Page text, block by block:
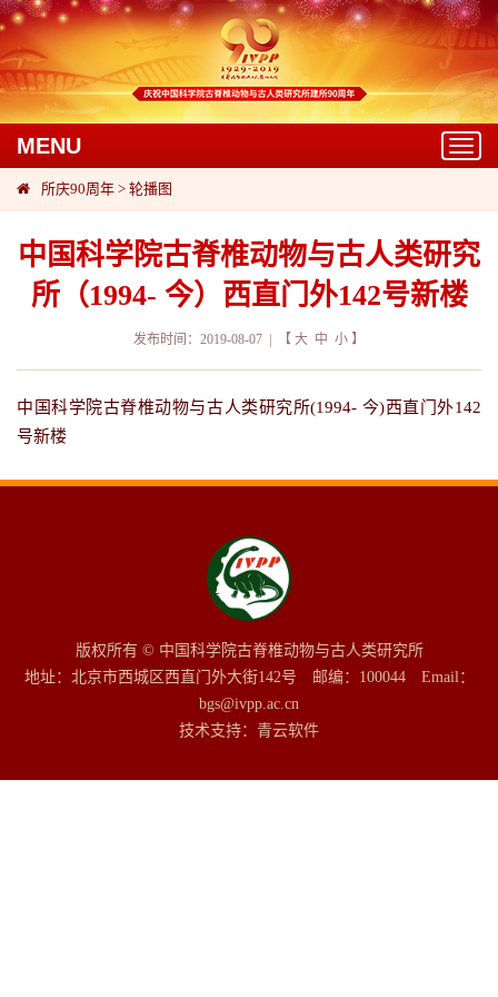
MENU
所庆90周年 > 轮播图
中国科学院古脊椎动物与古人类研究
所（1994- 今）西直门外142号新楼
发布时间：2019-08-07 | 【 大 中 小 】
中国科学院古脊椎动物与古人类研究所(1994- 今)西直门外142
号新楼
版权所有 © 中国科学院古脊椎动物与古人类研究所
地址：北京市西城区西直门外大街142号 邮编：100044 Email：
bgs@ivpp.ac.cn
技术支持： 青云软件